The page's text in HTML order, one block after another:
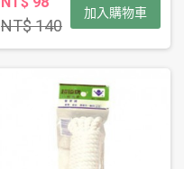
NT$ 140
加入購物車